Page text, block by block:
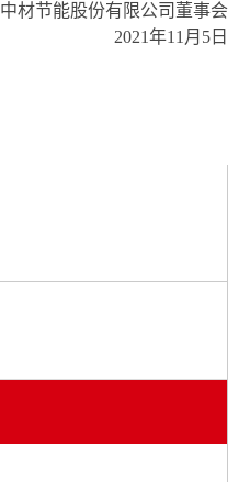
中材节能股份有限公司董事会
2021年11月5日